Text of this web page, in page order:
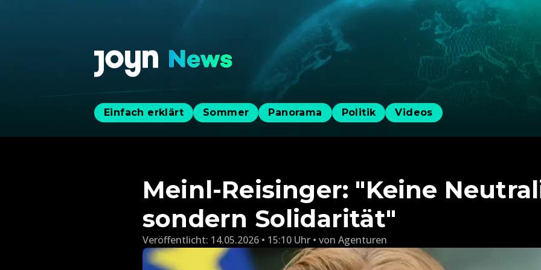
Einfach erklärt Sommer Panorama Politik Videos
Meinl-Reisinger: "Keine
sondern Solidarität"
Veröffentlicht: 14.05.2026 • 15:10 Uhr von Agenturen